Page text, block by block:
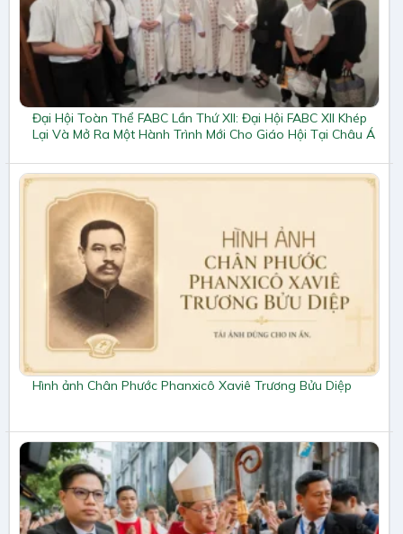
Đại Hội Toàn Thể FABC Lần Thứ XII: Đại Hội FABC XII Khép
Lại Và Mở Ra Một Hành Trình Mới Cho Giáo Hội Tại Châu Á
Hình ảnh Chân Phước Phanxicô Xaviê Trương Bửu Diệp